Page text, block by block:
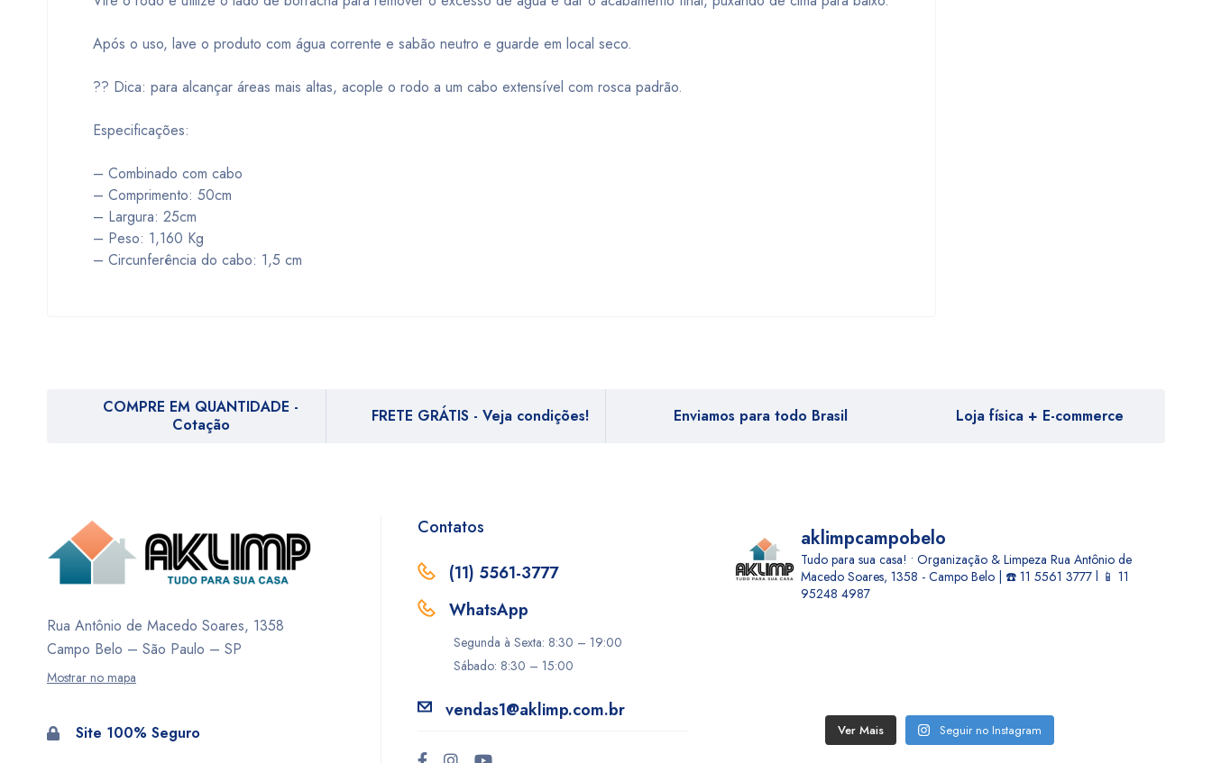
Após o uso, lave o produto com água corrente e sabão neutro e guarde em local seco.
?? Dica: para alcançar áreas mais altas, acople o rodo a um cabo extensível com rosca padrão.
Especificações:
– Combinado com cabo
– Comprimento: 50cm
– Largura: 25cm
– Peso: 1,160 Kg
– Circunferência do cabo: 1,5 cm
COMPRE EM QUANTIDADE -
Cotação
FRETE GRÁTIS - Veja condições! Enviamos para todo Brasil Loja física + E-commerce
Rua Antônio de Macedo Soares, 1358
Campo Belo – São Paulo – SP
Mostrar no mapa
Site 100% Seguro
Contatos
(11) 5561-3777
WhatsApp
Segunda à Sexta: 8:30 – 19:00
Sábado: 8:30 – 15:00
vendas1@aklimp.com.br
aklimpcampobelo
Tudo para sua casa! • Organização & Limpeza Rua Antônio de
Macedo Soares, 1358 - Campo Belo | ☎️ 11 5561 3777 l 📱 11
95248 4987
Ver Mais Seguir no Instagram